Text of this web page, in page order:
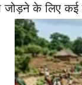
के लिए कई